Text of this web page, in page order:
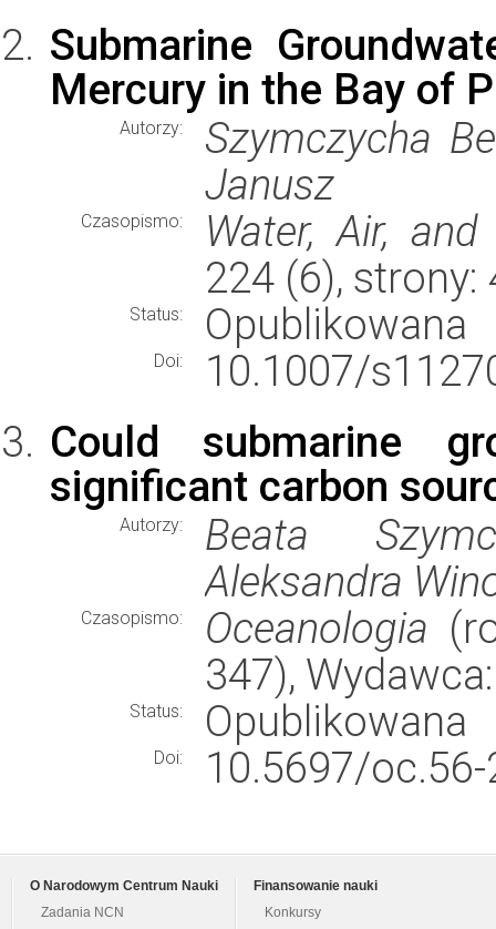
Submarine
Mercury in the Bay of
Autorzy:
Szymczycha
Janusz
Czasopismo:
Water, Air,
224 (6),
Status: Opublikowana
Doi:
10.1007/
Could submarine
significant carbon
Autorzy:
Beata
Aleksandra
Czasopismo: Oceanologia
347),
Status: Opublikowana
Doi: 10.5697/
O Narodowym Centrum Nauki
Zadania NCN
Finansowanie nauki
Konkursy